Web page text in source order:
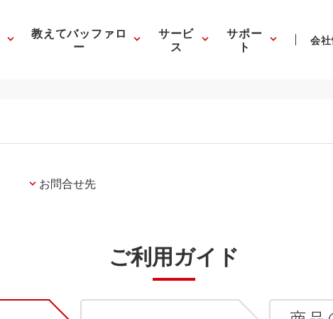
教えてバッファロ
ー
サービ
ス
サポー
ト 会
お問合せ先
ご利用ガイド